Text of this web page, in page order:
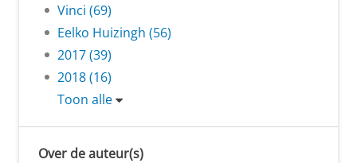
Vinci (69)
Eelko Huizingh (56)
2017 (39)
2018 (16)
Toon alle
Over de auteur(s)